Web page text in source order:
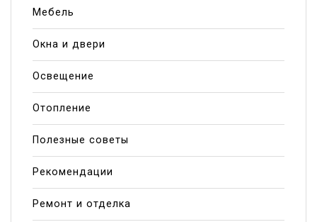
Мебель
Окна и двери
Освещение
Отопление
Полезные советы
Рекомендации
Ремонт и отделка